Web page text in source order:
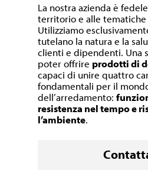
La nostra azienda è
territorio e alle
Utilizziamo
tutelano la natura e la
clienti e dipendenti. Una
poter offrire prodotti di
capaci di unire quattro
fondamentali per il
dell’arredamento:
resistenza nel tempo e
l’ambiente.